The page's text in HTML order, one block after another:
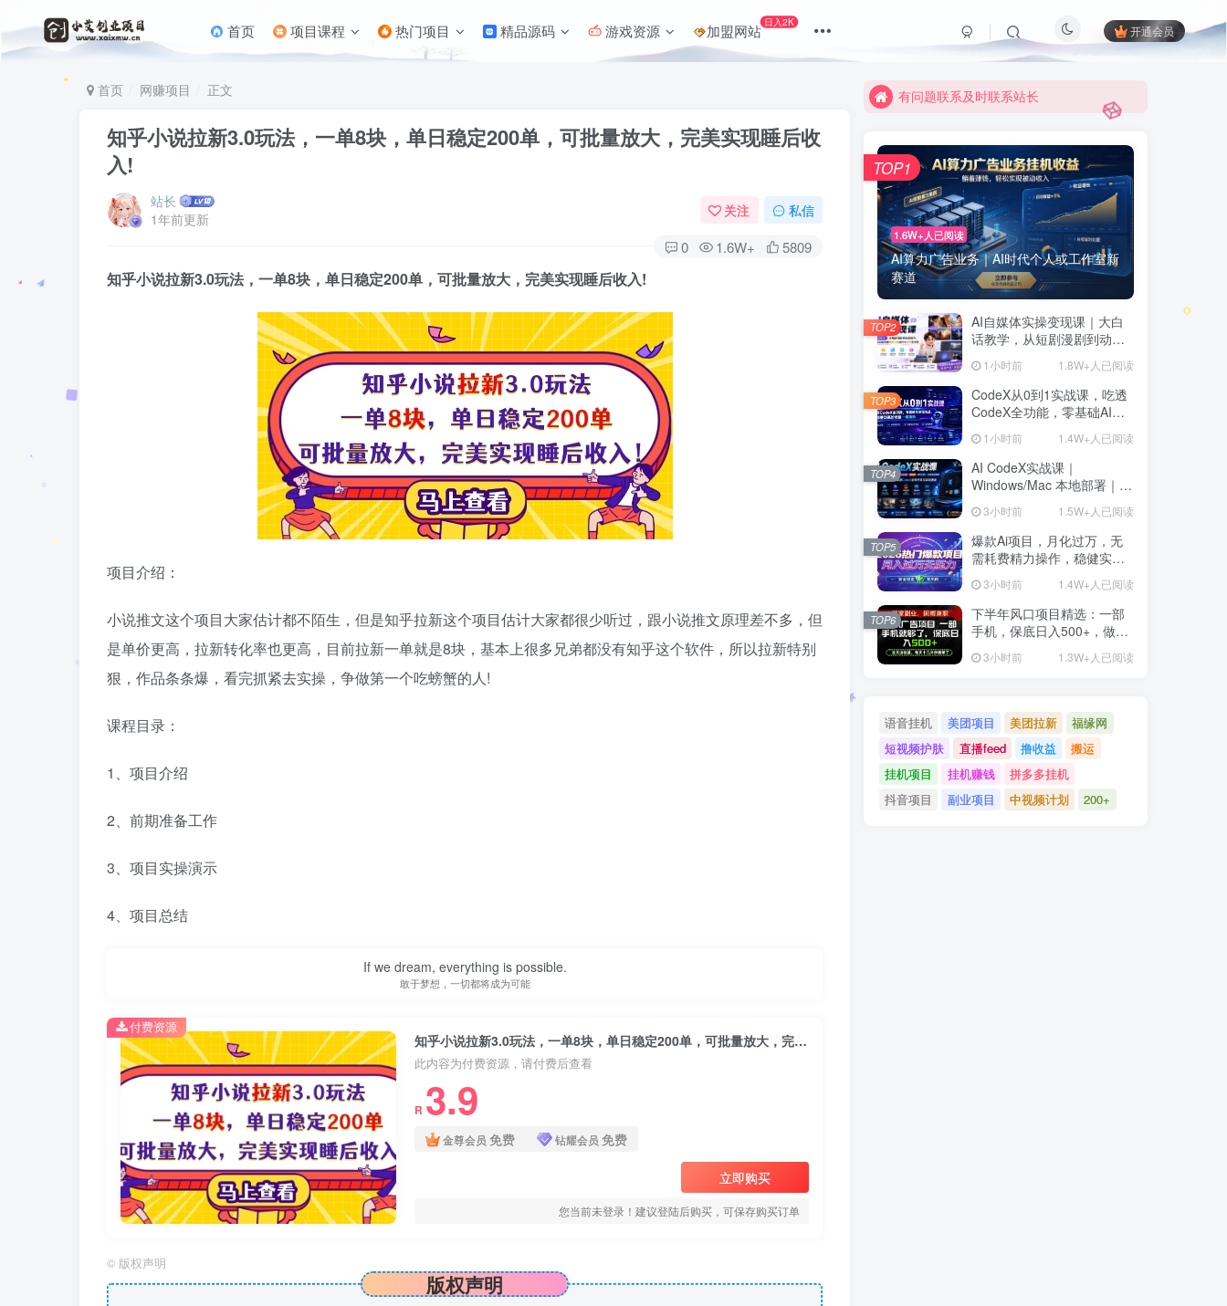
首页 项目课程 热门项目 精品源码 游戏资源 加盟网站 日入2K
开通会员
首页 网赚项目 正文
知乎小说拉新3.0玩法，一单8块，单日稳定200单，可批量放大，完美实现睡后收
入!
站长
1年前更新
关注 私信
0 1.6W+ 5809
知乎小说拉新3.0玩法，一单8块，单日稳定200单，可批量放大，完美实现睡后收入!
项目介绍：
小说推文这个项目大家估计都不陌生，但是知乎拉新这个项目估计大家都很少听过，跟小说推文原理差不多，但
是单价更高，拉新转化率也更高，目前拉新一单就是8块，基本上很多兄弟都没有知乎这个软件，所以拉新特别
狠，作品条条爆，看完抓紧去实操，争做第一个吃螃蟹的人!
课程目录：
1、项目介绍
2、前期准备工作
3、项目实操演示
4、项目总结
If we dream, everything is possible.
敢于梦想，一切都将成为可能
知乎小说拉新3.0玩法，一单8块，单日稳定200单，可批量放大，完美实现睡后收入!
此内容为付费资源，请付费后查看
R 3.9
金尊会员 免费 钻耀会员 免费
立即购买
您当前未登录！建议登陆后购买，可保存购买订单
付费资源
© 版权声明
版权声明
有问题联系及时联系站长
限时活动；目前月卡只需6.8元
有问题联系及时联系站长
1.6W+人已阅读
AI算力广告业务｜AI时代个人或工作室新
赛道
TOP1
AI自媒体实操变现课｜大白
话教学，从短剧漫剧到动画
内容创作与变现全流程
1小时前 1.8W+人已阅读
TOP2
CodeX从0到1实战课，吃透
CodeX全功能，零基础AI开
发实战，从部署到高阶项目
一键落地
1小时前 1.4W+人已阅读
TOP3
AI CodeX实战课｜
Windows/Mac 本地部署｜
API 对接调通｜Skill 自制｜
漫剧剪辑｜网站 VR 项目｜
AI项目落地全教程
3小时前 1.5W+人已阅读
TOP4
爆款Ai项目，月化过万，无
需耗费精力操作，稳健实现
每月增收
3小时前 1.4W+人已阅读
TOP5
下半年风口项目精选：一部
手机，保底日入500+，做就
有收益，长期稳定！【揭
秘】3小时前 1.3W+人已阅读
TOP6
语音挂机 美团项目 美团拉新
福缘网
短视频护肤
直播feed 撸收益
搬运
挂机项目
挂机赚钱
拼多多挂机
抖音项目
副业项目 中视频计划 200+